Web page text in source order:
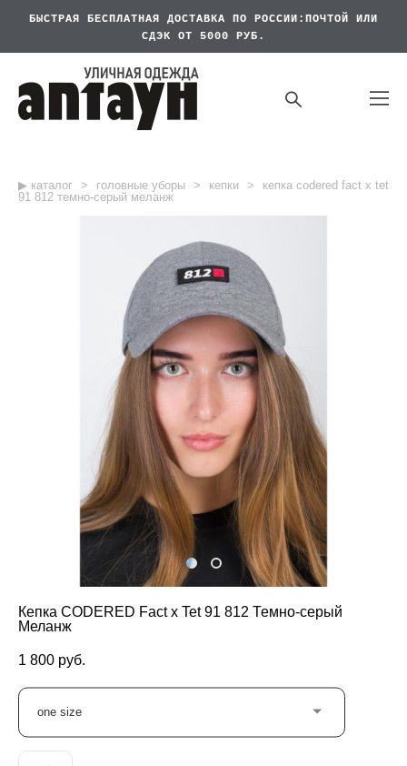
БЫСТРАЯ БЕСПЛАТНАЯ
ДОСТАВКА ПО РОССИИ:ПОЧТОЙ ИЛИ
СДЭК ОТ 5000 РУБ.
▶︎ каталог > головные уборы > кепки >
кепка codered fact x tet
91 812 темно-серый меланж
Кепка CODERED Fact x Tet 91 812 Темно-серый
Меланж
1 800 pуб.
one size